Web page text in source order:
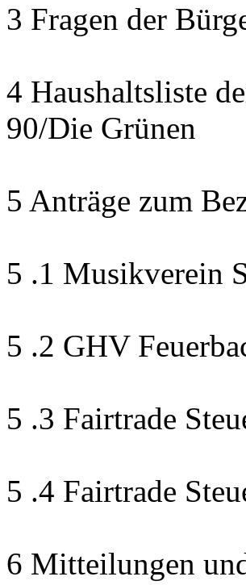
3 Fragen der
4 Haushaltsliste
90/Die Grünen
5 Anträge zum
5 .1 Musikverein
5 .2 GHV
5 .3 Fairtrade
5 .4 Fairtrade
6 Mitteilungen